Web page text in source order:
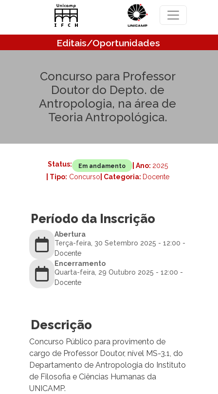
Pular para o conteúdo principal
Editais/Oportunidades
Concurso para Professor
Doutor do Depto. de
Antropologia, na área de
Teoria Antropológica.
Status: Em andamento | Ano: 2025
| Tipo: Concurso | Categoria: Docente
Período da Inscrição
Abertura
Terça-feira, 30 Setembro 2025 - 12:00 -
Docente
Encerramento
Quarta-feira, 29 Outubro 2025 - 12:00 -
Docente
Descrição
Concurso Público para provimento de
cargo de Professor Doutor, nível MS-3.1, do
Departamento de Antropologia do Instituto
de Filosofia e Ciências Humanas da
UNICAMP.